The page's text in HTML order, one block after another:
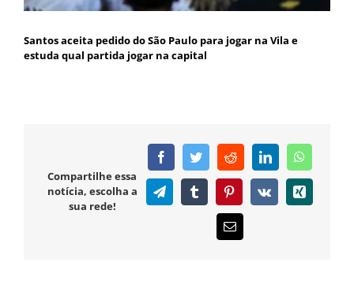
Santos aceita pedido do São Paulo para jogar na Vila e
estuda qual partida jogar na capital
Compartilhe essa
notícia, escolha a
sua rede!
FacebookTwitterRedditLinkedIn
TelegramTumblr PinterestVk Xing
E-
mail